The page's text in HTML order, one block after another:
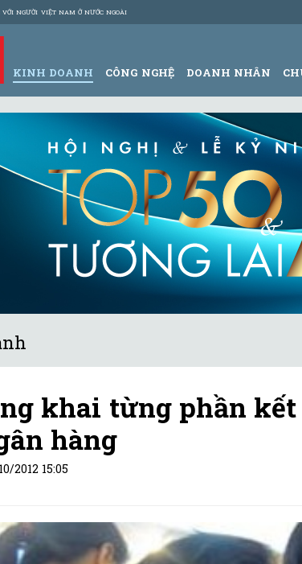
NGƯỜI VIỆT NAM Ở NƯỚC NGOÀI
KINH DOANH CÔNG NGHỆ DOANH NHÂN
khai từng phần
hàng
2012 15:05